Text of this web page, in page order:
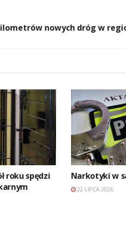
nowych dróg w
roku spędzi
Narkotyki w
22 LIPCA 2026